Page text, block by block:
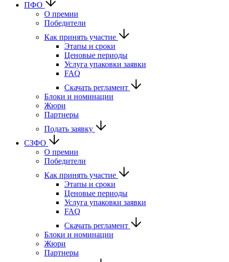
ПФО
О премии
Победители
Как принять участие
Этапы и сроки
Ценовые периоды
Услуга упаковки заявки
FAQ
Скачать регламент
Блоки и номинации
Жюри
Партнеры
Подать заявку
СЗФО
О премии
Победители
Как принять участие
Этапы и сроки
Ценовые периоды
Услуга упаковки заявки
FAQ
Скачать регламент
Блоки и номинации
Жюри
Партнеры